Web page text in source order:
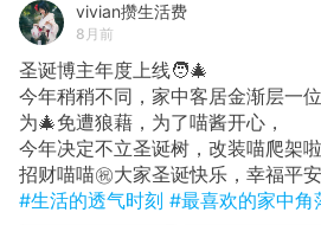
vivian攒生活费
8月前
圣诞博主年度上线🧑‍🎄
今年稍稍不同，家中客居金渐层一
为🎄免遭狼藉，为了喵酱开心，
今年决定不立圣诞树，改装喵爬架
招财喵喵㊗️大家圣诞快乐，幸福平
#生活的透气时刻 #最喜欢的家中角